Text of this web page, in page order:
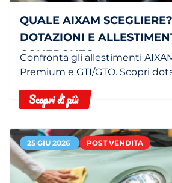
QUALE AIXAM
DOTAZIONI E
CONFRONTO
Confronta gli allestimenti
Premium e GTI/GTO. Scopri
Scopri di più
25 GIU 2026 POST VENDITA